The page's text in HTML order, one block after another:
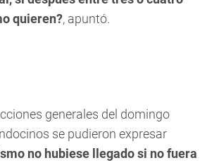
quieren?, apuntó.
generales del domingo
se pudieron expresar
no hubiese llegado si no fuera